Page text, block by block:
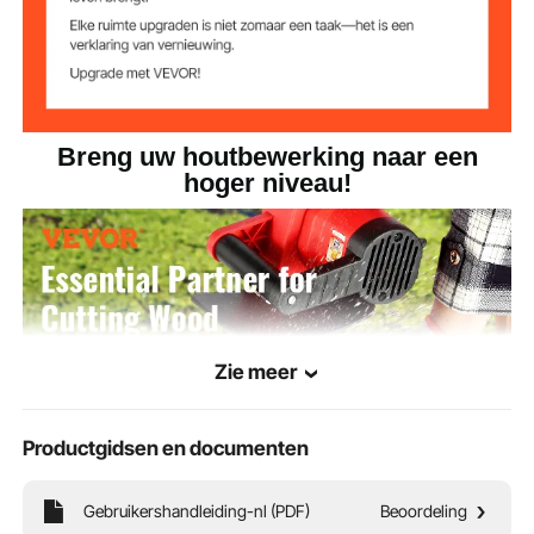
Breng uw houtbewerking naar een
hoger niveau!
Zie meer
Productgidsen en documenten
Gebruikershandleiding-nl (PDF) Beoordeling